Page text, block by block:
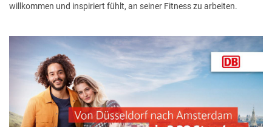
willkommen und inspiriert fühlt, an seiner Fitness zu arbeiten.